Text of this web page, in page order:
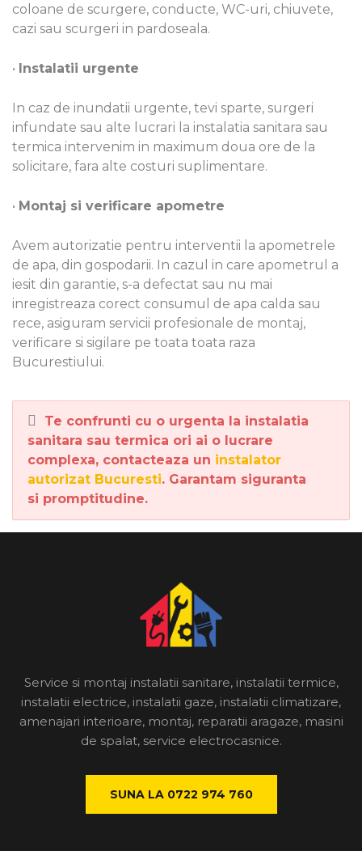
coloane de scurgere, conducte, WC-uri, chiuvete,
cazi sau scurgeri in pardoseala.
• Instalatii urgente
In caz de inundatii urgente, tevi sparte, surgeri
infundate sau alte lucrari la instalatia sanitara sau
termica intervenim in maximum doua ore de la
solicitare, fara alte costuri suplimentare.
• Montaj si verificare apometre
Avem autorizatie pentru interventii la apometrele
de apa, din gospodarii. In cazul in care apometrul a
iesit din garantie, s-a defectat sau nu mai
inregistreaza corect consumul de apa calda sau
rece, asiguram servicii profesionale de montaj,
verificare si sigilare pe toata toata raza
Bucurestiului.
Te confrunti cu o urgenta la instalatia
sanitara sau termica ori ai o lucrare
complexa, contacteaza un instalator
autorizat Bucuresti. Garantam siguranta
si promptitudine.
Service si montaj instalatii sanitare, instalatii termice,
instalatii electrice, instalatii gaze, instalatii climatizare,
amenajari interioare, montaj, reparatii aragaze, masini
de spalat, service electrocasnice.
SUNA LA 0722 974 760